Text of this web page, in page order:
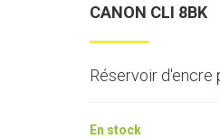
CANON CLI 8BK
Réservoir d'encre
En stock